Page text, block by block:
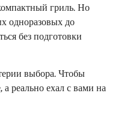
гриль. Но
одноразовых до
без подготовки
выбора. Чтобы
реально ехал с вами на